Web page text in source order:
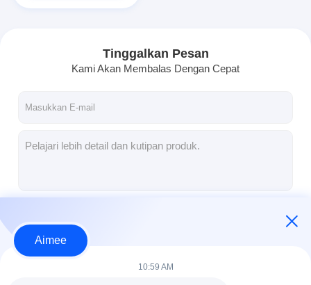
Tinggalkan Pesan
Kami Akan Membalas Dengan Cepat
Aimee
10:59 AM